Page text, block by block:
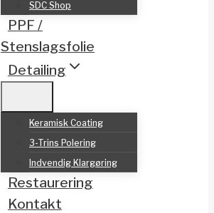
SDC Shop
PPF /
Stenslagsfolie
Detailing
Keramisk Coating
3-Trins Polering
Indvendig Klargøring
Restaurering
Kontakt